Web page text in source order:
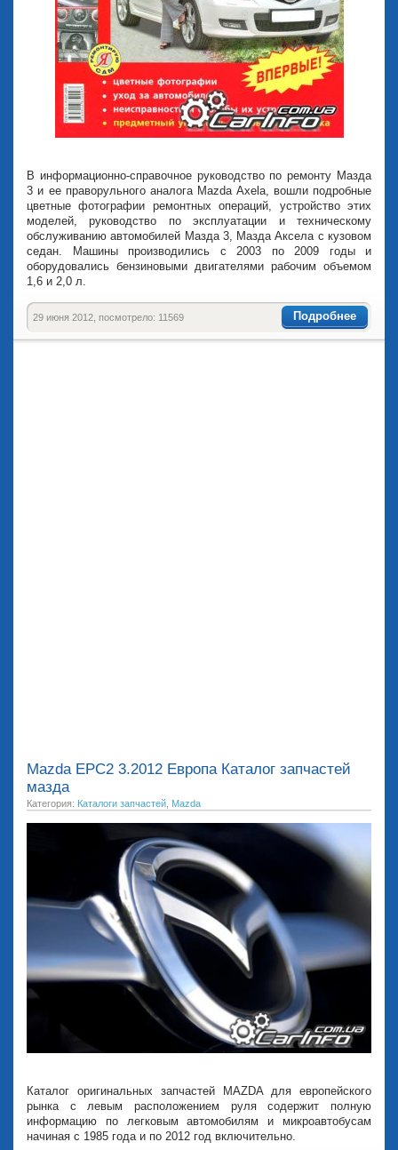
В информационно-справочное руководство по ремонту Мазда
3 и ее праворульного аналога Mazda Axela, вошли подробные
цветные фотографии ремонтных операций, устройство этих
моделей, руководство по эксплуатации и техническому
обслуживанию автомобилей Мазда 3, Мазда Аксела с кузовом
седан. Машины производились с 2003 по 2009 годы и
оборудовались бензиновыми двигателями рабочим объемом
1,6 и 2,0 л.
Подробнее
29 июня 2012, посмотрело: 11569
Mazda EPC2 3.2012 Европа Каталог запчастей
мазда
Категория: Каталоги запчастей Mazda
Каталог оригинальных запчастей MAZDA для европейского
рынка с левым расположением руля содержит полную
информацию по легковым автомобилям и микроавтобусам
начиная с 1985 года и по 2012 год включительно.